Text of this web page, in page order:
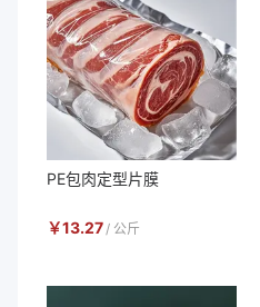
PE包肉定型片膜
￥13.27 / 公斤